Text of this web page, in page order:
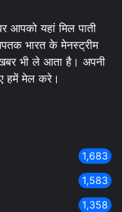
आपको यहां मिल पाती
भारत के मेनस्ट्रीम
खबर भी ले आता है। अपनी
हमें मेल करे।
1,683
1,583
1,358